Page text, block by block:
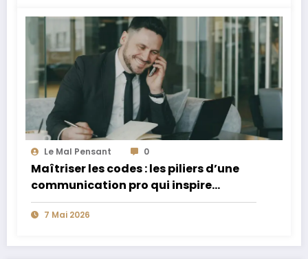
Le Mal Pensant 0
Maîtriser les codes : les piliers d’une
communication pro qui inspire
confiance
7 Mai 2026